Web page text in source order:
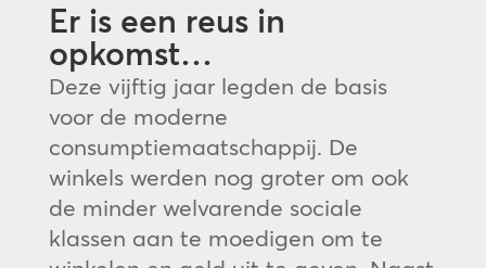
Er is een reus in
opkomst…
Deze vijftig jaar legden de basis
voor de moderne
consumptiemaatschappij. De
winkels werden nog groter om ook
de minder welvarende sociale
klassen aan te moedigen om te